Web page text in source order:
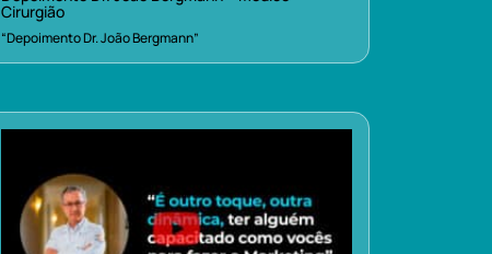
Cirurgião
“Depoimento Dr. João Bergmann”